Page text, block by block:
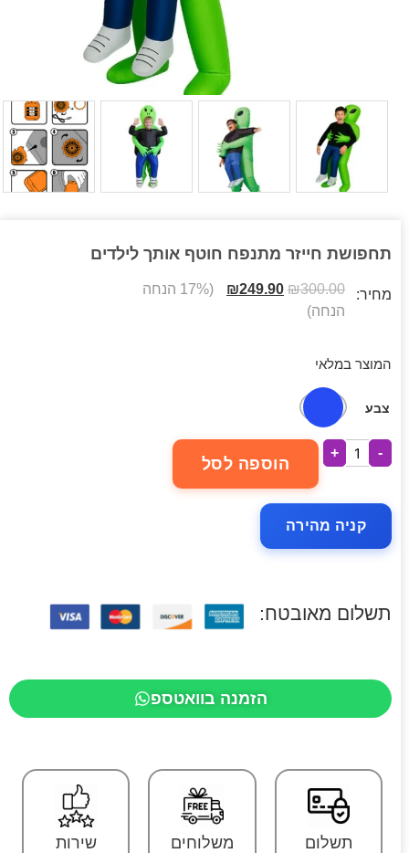
תחפושת חייזר מתנפח חוטף אותך לילדים
מחיר: ₪300.00
₪249.90
(17% הנחה
הנחה)
המוצר במלאי
צבע
-
+
הוספה לסל
קניה מהירה
תשלום מאובטח:
הזמנה בוואטספ
תשלום
משלוחים
שירות